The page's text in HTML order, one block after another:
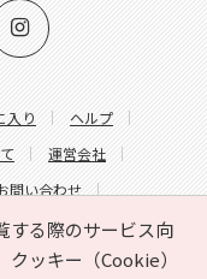
する際のサービス向
ッキー（Cookie）
入り
ヘルプ
運営会社
問い合わせ
合わせ